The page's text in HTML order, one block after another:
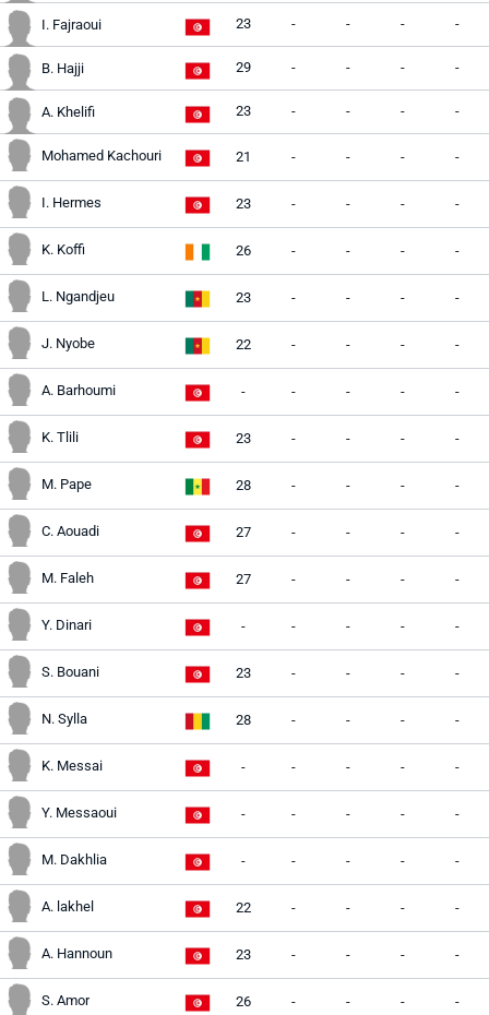
I. Fajraoui 23 - - - -
B. Hajji 29 - - - -
A. Khelifi 23 - - - -
Mohamed Kachouri 21 - - - -
I. Hermes 23 - - - -
K. Koffi 26 - - - -
L. Ngandjeu 23 - - - -
J. Nyobe 22 - - - -
A. Barhoumi - - - - -
K. Tlili 23 - - - -
M. Pape 28 - - - -
C. Aouadi 27 - - - -
M. Faleh 27 - - - -
Y. Dinari - - - - -
S. Bouani 23 - - - -
N. Sylla 28 - - - -
K. Messai - - - - -
Y. Messaoui - - - - -
M. Dakhlia - - - - -
A. lakhel 22 - - - -
A. Hannoun 23 - - - -
S. Amor 26 - - - -